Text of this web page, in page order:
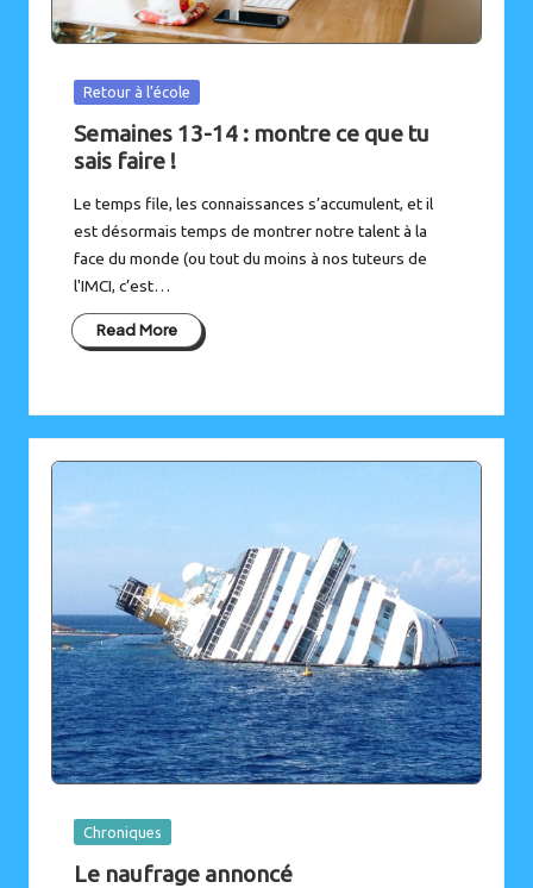
Posted
Retour à l’école
Semaines 13-14 : montre ce que tu
sais faire !
Le temps file, les connaissances s’accumulent, et il
est désormais temps de montrer notre talent à la
face du monde (ou tout du moins à nos tuteurs de
l'IMCI, c’est…
Read More
Posted
Chroniques
Le naufrage annoncé